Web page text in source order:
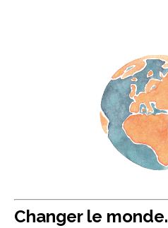
Changer le monde.